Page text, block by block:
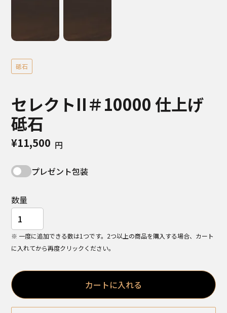
砥石
セレクトII＃10000 仕上げ
砥石
¥11,500 円
プレゼント包装
数量
※ 一度に追加できる数は1つです。2つ以上の商品を購入する場合、カート
に入れてから再度クリックください。
カートに入れる